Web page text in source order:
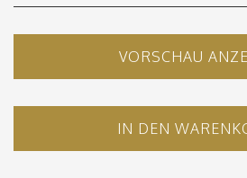
VORSCHAU
IN DEN